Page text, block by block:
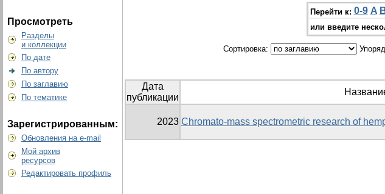
Просмотреть
Разделы
и коллекции
По дате
По автору
По заглавию
По тематике
Зарегистрированным:
Обновления на e-mail
Мой архив
ресурсов
Редактировать профиль
Перейти к: 0-9 A
или введите
Сортировка:
Дата
публикации
2023 Chromato-mass spectrometric research of